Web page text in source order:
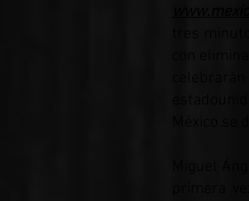
tres
con
Miguel
primera